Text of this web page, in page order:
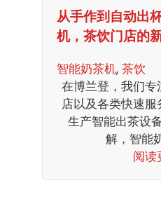
从手作到自动出
机，茶饮门店的
智能奶茶机, 茶饮
在博兰登，我们
店以及各类快速
生产智能出茶设
解，智能
阅读